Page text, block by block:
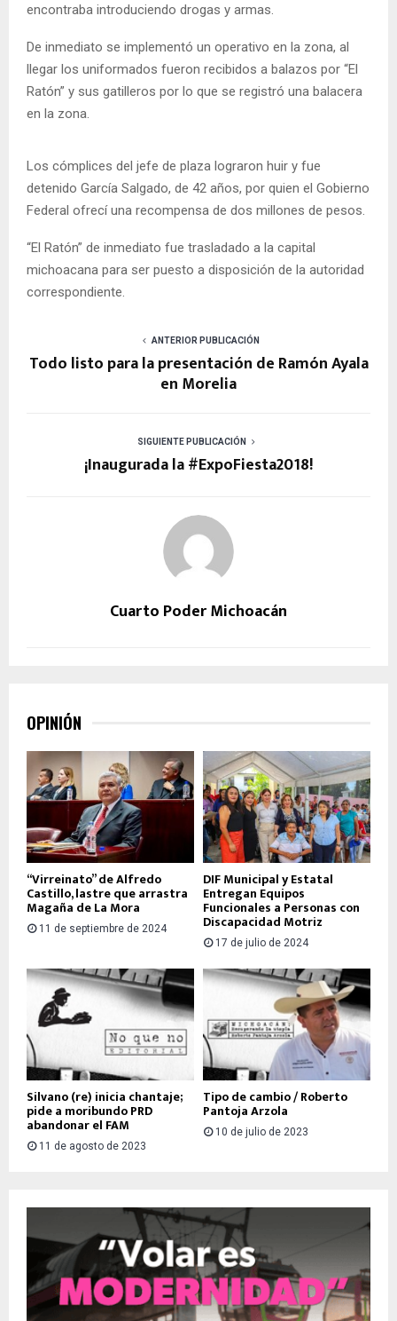
encontraba introduciendo drogas y armas.
De inmediato se implementó un operativo en la zona, al
llegar los uniformados fueron recibidos a balazos por “El
Ratón” y sus gatilleros por lo que se registró una balacera
en la zona.
Los cómplices del jefe de plaza lograron huir y fue
detenido García Salgado, de 42 años, por quien el Gobierno
Federal ofrecí una recompensa de dos millones de pesos.
“El Ratón” de inmediato fue trasladado a la capital
michoacana para ser puesto a disposición de la autoridad
correspondiente.
ANTERIOR PUBLICACIÓN
Todo listo para la presentación de Ramón Ayala
en Morelia
SIGUIENTE PUBLICACIÓN
¡Inaugurada la #ExpoFiesta2018!
Cuarto Poder Michoacán
OPINIÓN
“Virreinato” de Alfredo
Castillo, lastre que arrastra
Magaña de La Mora
11 de septiembre de 2024
DIF Municipal y Estatal
Entregan Equipos
Funcionales a Personas con
Discapacidad Motriz
17 de julio de 2024
Silvano (re) inicia chantaje;
pide a moribundo PRD
abandonar el FAM
11 de agosto de 2023
Tipo de cambio / Roberto
Pantoja Arzola
10 de julio de 2023